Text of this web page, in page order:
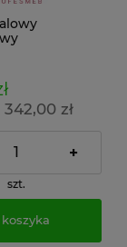
do
342,00 zł
+
szt.